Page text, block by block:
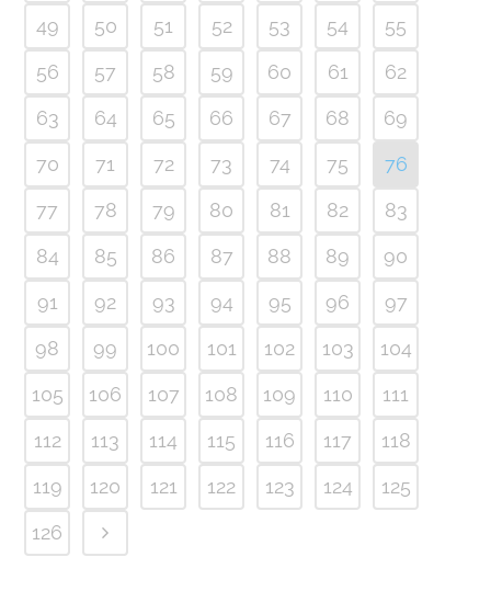
49
50 51 52 53 54
55
56
57 58 59 60 61
62
63
64 65 66 67 68
69
70
71 72 73 74 75
76
77
78 79 80 81 82
83
84
85 86 87 88 89
90
91
92 93 94 95 96
97
98
99 100 101 102 103
104
105
106 107 108 109 110
111
112
113 114 115 116 117
118
119
120 121 122 123 124
125
126